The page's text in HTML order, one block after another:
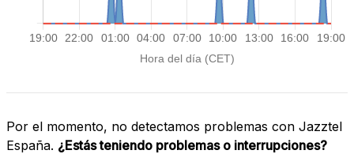
Por el momento, no detectamos problemas con Jazztel
España. ¿Estás teniendo problemas o interrupciones?